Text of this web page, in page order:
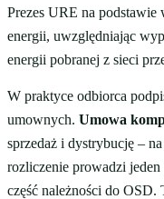
Prezes URE na podstawie
energii, uwzględniając
energii pobranej z sieci
W praktyce odbiorca
umownych. Umowa
sprzedaż i dystrybucję –
rozliczenie prowadzi
część należności do